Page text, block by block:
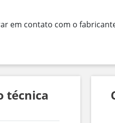
em contato com o
técnica